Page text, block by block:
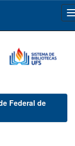
Federal de